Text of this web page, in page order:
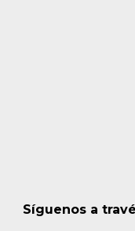
Síguenos a